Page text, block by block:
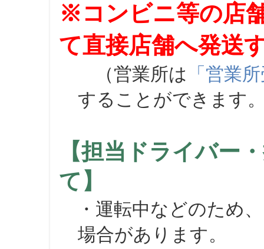
※コンビニ等の店
て直接店舗へ発送
（営業所は 「営業
することができます
【担当ドライバー
て】
・運転中などのため
場合があります。